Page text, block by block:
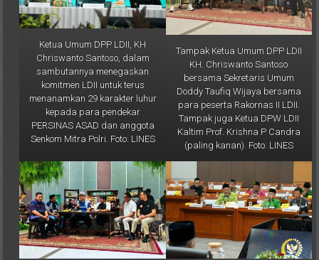
Ketua Umum DPP LDII, KH
Chriswanto Santoso, dalam
sambutannya menegaskan
komitmen LDII untuk terus
menanamkan 29 karakter luhur
kepada para pendekar
PERSINAS ASAD dan anggota
Senkom Mitra Polri. Foto: LINES
Tampak Ketua Umum DPP LDII
KH. Chriswanto Santoso
bersama Sekretaris Umum
Doddy Taufiq Wijaya bersama
para peserta Rakornas II LDII.
Tampak juga Ketua DPW LDII
Kaltim Prof. Krishna P Candra
(paling kanan). Foto: LINES